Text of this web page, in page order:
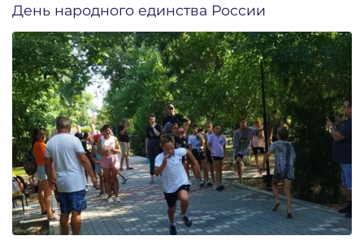
День народного единства России